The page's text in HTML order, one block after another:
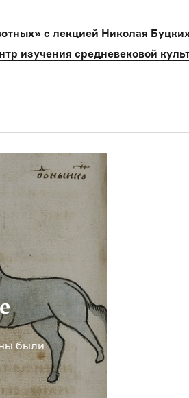
с лекцией Николая
изучения средневековой
были